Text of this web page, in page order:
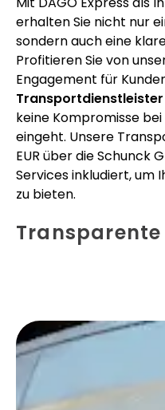
erhalten Sie nicht nur
sondern auch eine
Profitieren Sie von
Engagement für
keine Kompromisse
eingeht. Unsere
EUR über die Schunck
Services inkludiert, um
zu bieten.